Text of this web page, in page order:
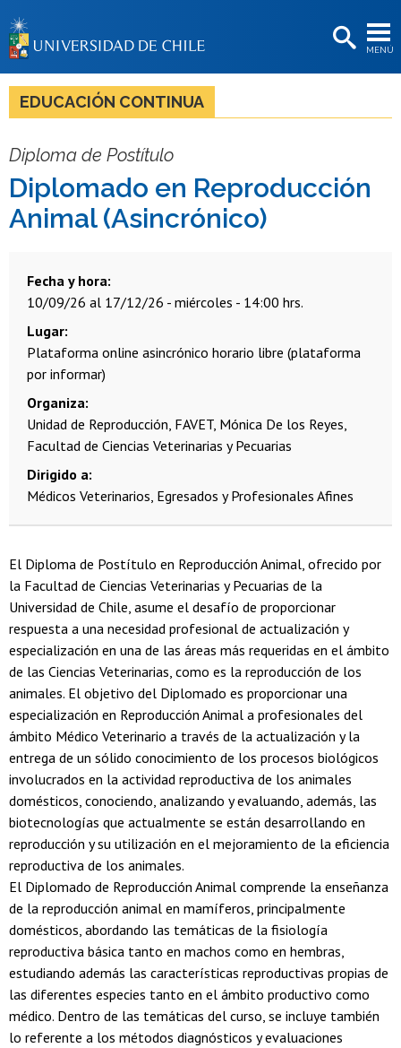
MENÚ
BIBLIOTECAS
LA UNIVERSIDAD
Estudiantes
Académicas/os
EDUCACIÓN CONTINUA
Diploma de Postítulo
Diplomado en Reproducción
Animal (Asincrónico)
Fecha y hora
10/09/26 al 17/12/26 - miércoles - 14:00 hrs.
Lugar
Plataforma online asincrónico horario libre (plataforma
por informar)
Organiza
Unidad de Reproducción, FAVET, Mónica De los Reyes,
Facultad de Ciencias Veterinarias y Pecuarias
Dirigido a
Médicos Veterinarios, Egresados y Profesionales Afines
El Diploma de Postítulo en Reproducción Animal, ofrecido por
la Facultad de Ciencias Veterinarias y Pecuarias de la
Universidad de Chile, asume el desafío de proporcionar
respuesta a una necesidad profesional de actualización y
especialización en una de las áreas más requeridas en el ámbito
de las Ciencias Veterinarias, como es la reproducción de los
animales. El objetivo del Diplomado es proporcionar una
especialización en Reproducción Animal a profesionales del
ámbito Médico Veterinario a través de la actualización y la
entrega de un sólido conocimiento de los procesos biológicos
involucrados en la actividad reproductiva de los animales
domésticos, conociendo, analizando y evaluando, además, las
biotecnologías que actualmente se están desarrollando en
reproducción y su utilización en el mejoramiento de la eficiencia
reproductiva de los animales.
El Diplomado de Reproducción Animal comprende la enseñanza
de la reproducción animal en mamíferos, principalmente
domésticos, abordando las temáticas de la fisiología
reproductiva básica tanto en machos como en hembras,
estudiando además las características reproductivas propias de
las diferentes especies tanto en el ámbito productivo como
médico. Dentro de las temáticas del curso, se incluye también
lo referente a los métodos diagnósticos y evaluaciones